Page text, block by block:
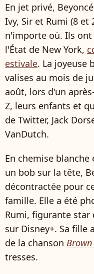
En jet privé,
Ivy, Sir et Rumi (8 et
n'importe où. Ils ont
l'État de New York,
estivale. La joyeuse
valises au mois de
août, lors d'un
Z, leurs enfants et
de Twitter, Jack
VanDutch.
En chemise
un bob sur la tête,
décontractée pour
famille. Elle a été
Rumi, figurante star
sur Disney+. Sa fille
de la chanson
tresses.